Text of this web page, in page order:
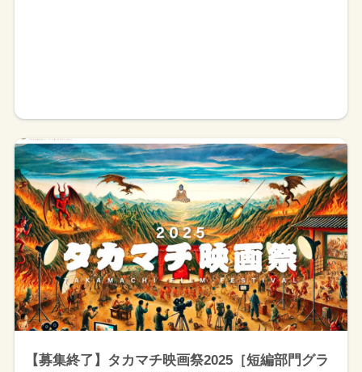
【募集終了】タカマチ映画祭2025［短編部門グラ